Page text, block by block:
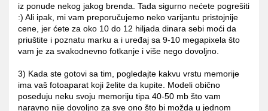
iz ponude nekog jakog brenda. Tada sigurno nećete pogrešiti
:) Ali ipak, mi vam preporučujemo neko varijantu pristojnije
cene, jer ćete za oko 10 do 12 hiljada dinara sebi moći da
priuštite i poznatu marku a i uređaj sa 9-10 megapixela što
vam je za svakodnevno fotkanje i više nego dovoljno.
3) Kada ste gotovi sa tim, pogledajte kakvu vrstu memorije
ima vaš fotoaparat koji želite da kupite. Modeli obično
poseduju neku svoju memoriju tipa 40-50 mb što vam
naravno nije dovoljno za sve ono što bi možda u jednom